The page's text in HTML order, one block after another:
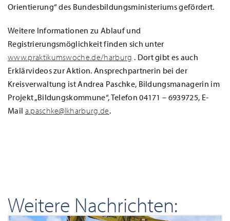
Orientierung“ des Bundesbildungsministeriums gefördert.
Weitere Informationen zu Ablauf und
Registrierungsmöglichkeit finden sich unter
www.praktikumswoche.de/harburg . Dort gibt es auch
Erklärvideos zur Aktion. Ansprechpartnerin bei der
Kreisverwaltung ist Andrea Paschke, Bildungsmanagerin im
Projekt „Bildungskommune“, Telefon 04171 – 6939725, E-
Mail a.paschke@lkharburg.de.
Weitere Nachrichten: